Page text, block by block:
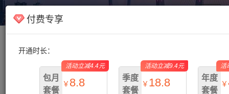
海外伴侣
付费专享
开通时长：
包月
套餐
￥ 8.8
活动立减4.4元
季度
套餐
￥ 18.8
活动立减9.4元
年度
套餐
￥
活
主页/泰国/ 普吉